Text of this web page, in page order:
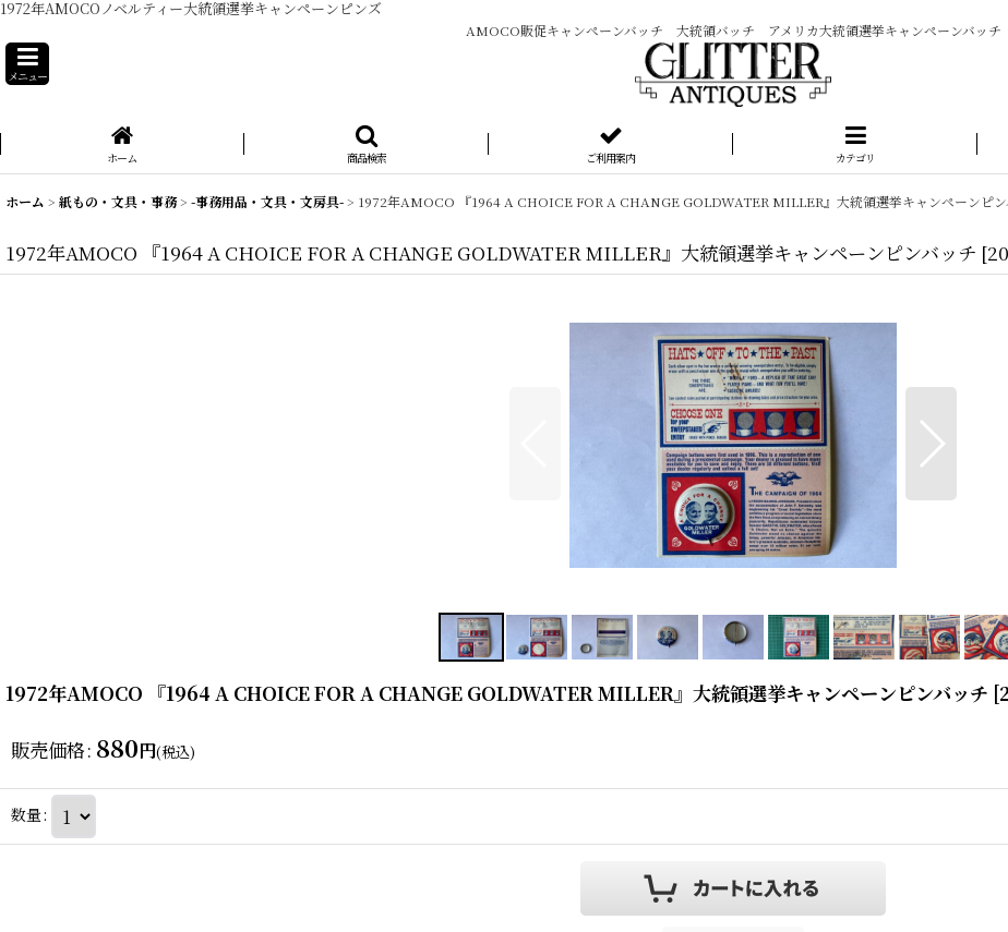
1972年AMOCOノベルティー大統領選挙キャンペーンピンズ
AMOCO販促キャンペーンバッチ 大統領バッチ アメリカ大統領選挙キャンペーンバッチ
メニュー
ホーム 商品検索 ご利用案内 カテゴリ
ホーム > 紙もの・文具・事務> -事務用品・文具・文房具-> 1972年AMOCO 『1964 A CHOICE FOR A CHANGE GOLDWATER MILLER』大統領選挙キャンペーンピン
1972年AMOCO 『1964 A CHOICE FOR A CHANGE GOLDWATER MILLER』大統領選挙キャンペーンピンバッチ [
1972年AMOCO 『1964 A CHOICE FOR A CHANGE GOLDWATER MILLER』大統領選挙キャンペーンピンバッチ [
販売価格: 880円(税込)
数量: